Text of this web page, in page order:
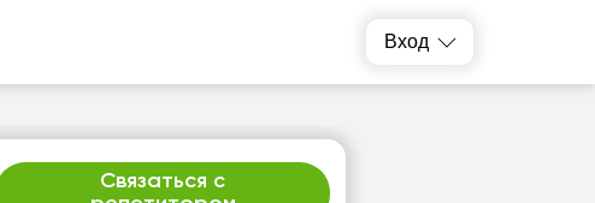
Вход
Связаться с